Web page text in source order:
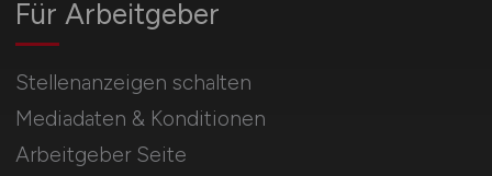
Für Arbeitgeber
Stellenanzeigen schalten
Mediadaten & Konditionen
Arbeitgeber Seite